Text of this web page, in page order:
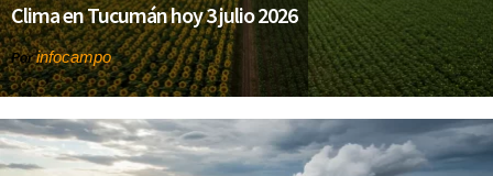
Clima en Tucumán hoy 3 julio 2026
Porinfocampo